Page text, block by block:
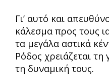
Γι’ αυτό και
κάλεσμα προς τους
τα μεγάλα αστικά
Ρόδος χρειάζεται
τη δυναμική τους.